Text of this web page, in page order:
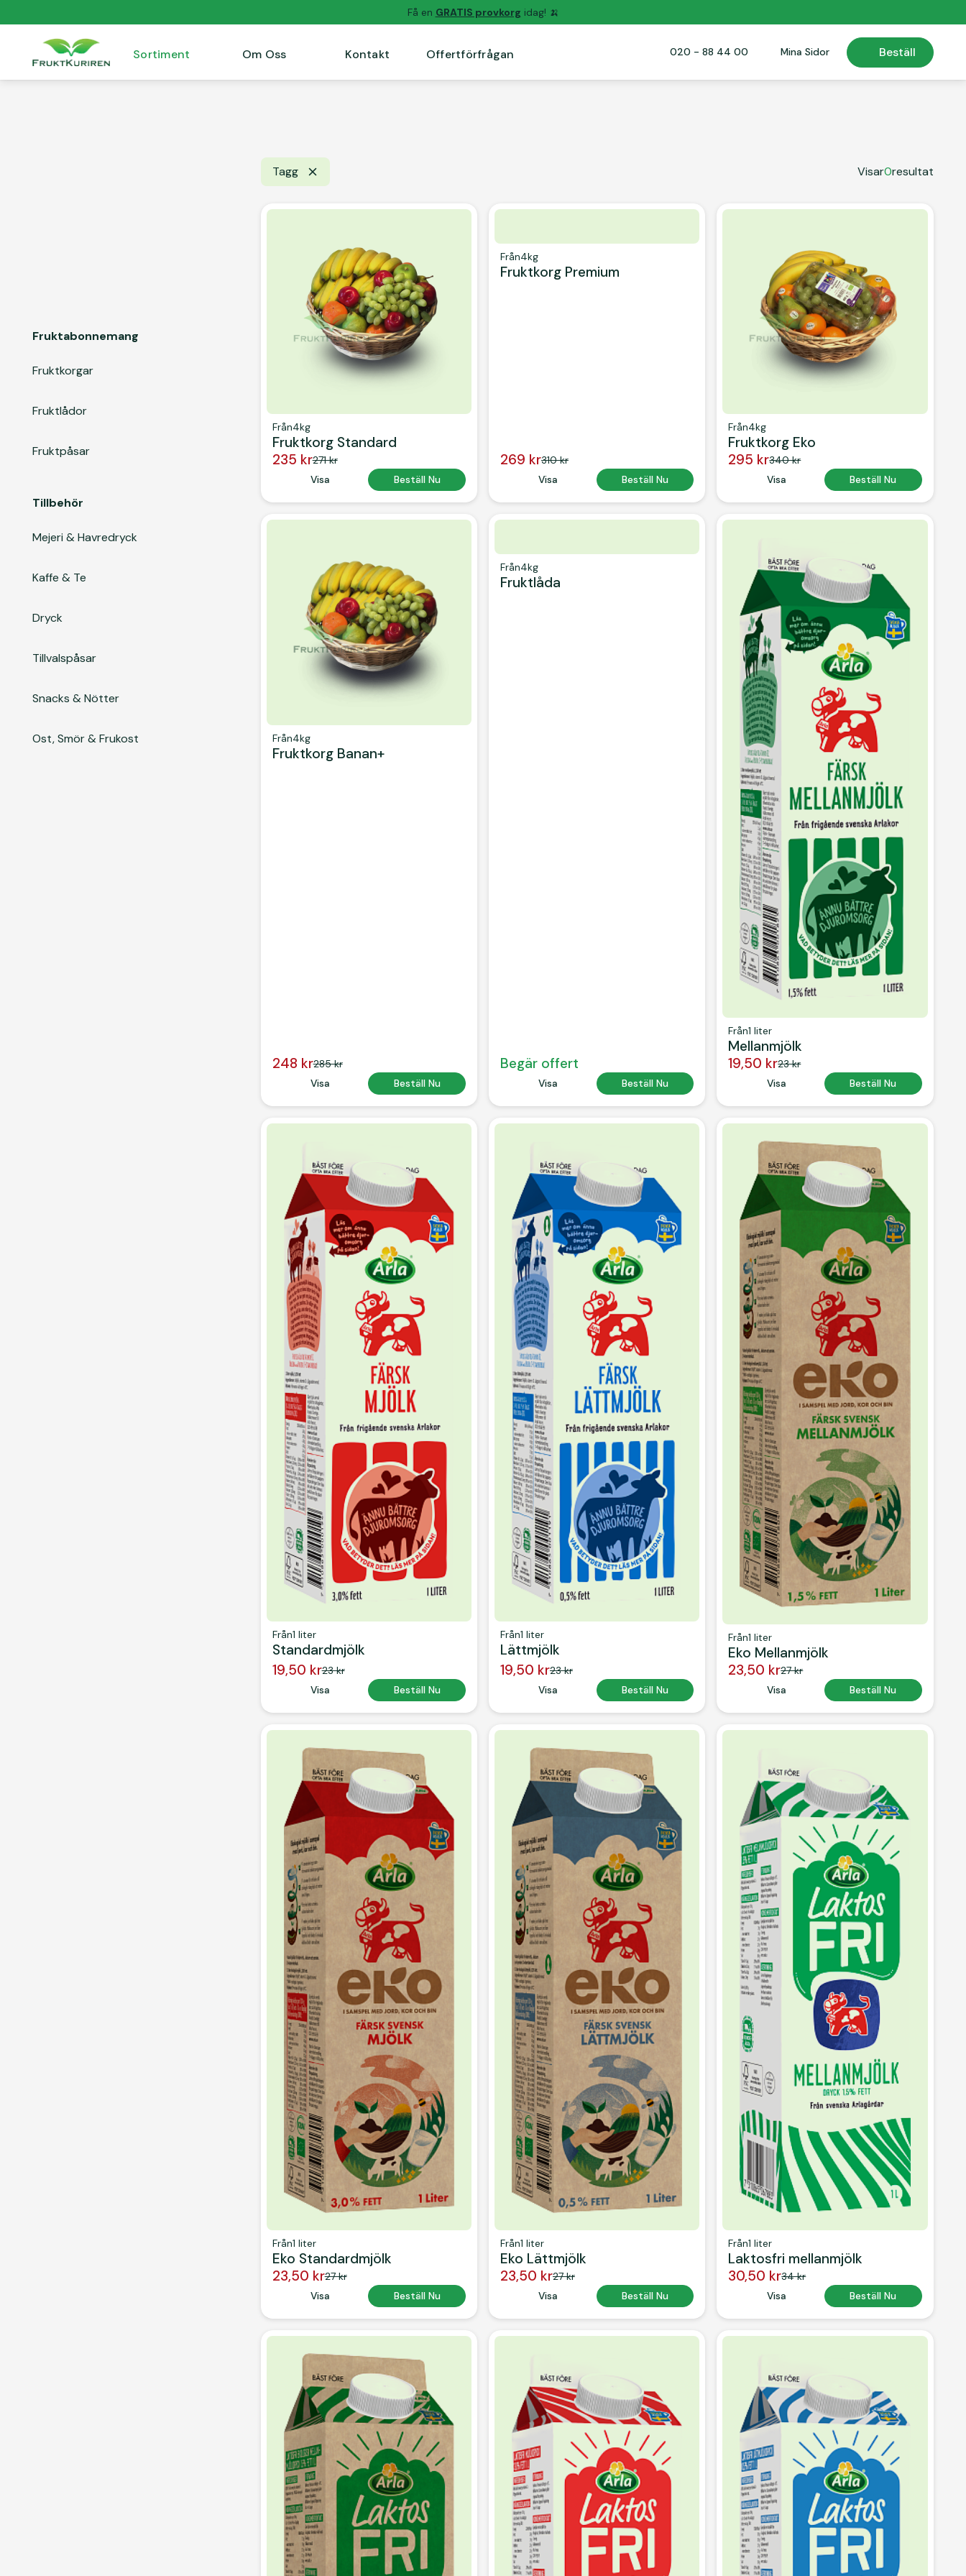
Få en GRATIS provkorg idag! 🍌
Sortiment Om Oss Kontakt Offertförfrågan 020 - 88 44 00
020 - 88 44 00 Mina Sidor
Mina Sidor Beställ
Beställ
Fruktabonnemang
Fruktkorgar
Fruktlådor
Fruktpåsar
Tillbehör
Mejeri & Havredryck
Kaffe & Te
Dryck
Tillvalspåsar
Snacks & Nötter
Ost, Smör & Frukost
Tagg Visar0resultat
Från4kg
Fruktkorg Standard
235 kr271 kr
Button Text
Visa Button Text
Beställ Nu
Från4kg
Fruktkorg Premium
269 kr310 kr
Button Text
Visa Button Text
Beställ Nu
Från4kg
Fruktkorg Eko
295 kr340 kr
Button Text
Visa Button Text
Beställ Nu
Från4kg
Fruktkorg Banan+
248 kr285 kr
Button Text
Visa Button Text
Beställ Nu
Från4kg
Fruktlåda
Begär offert
Button Text
Visa Button Text
Beställ Nu
Från1 liter
Mellanmjölk
19,50 kr23 kr
Button Text
Visa Button Text
Beställ Nu
Från1 liter
Standardmjölk
19,50 kr23 kr
Button Text
Visa Button Text
Beställ Nu
Från1 liter
Lättmjölk
19,50 kr23 kr
Button Text
Visa Button Text
Beställ Nu
Från1 liter
Eko Mellanmjölk
23,50 kr27 kr
Button Text
Visa Button Text
Beställ Nu
Från1 liter
Eko Standardmjölk
23,50 kr27 kr
Button Text
Visa Button Text
Beställ Nu
Från1 liter
Eko Lättmjölk
23,50 kr27 kr
Button Text
Visa Button Text
Beställ Nu
Från1 liter
Laktosfri mellanmjölk
30,50 kr34 kr
Button Text
Visa Button Text
Beställ Nu